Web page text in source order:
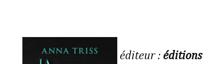
éditeur : éditions